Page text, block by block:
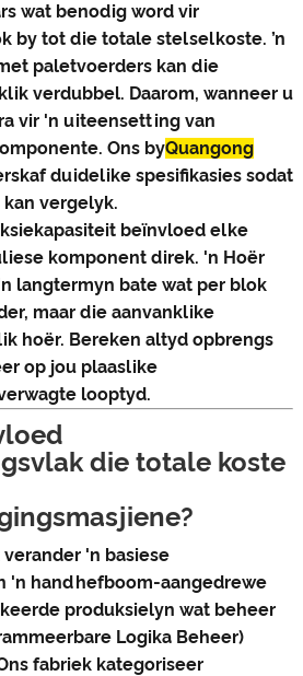
wat benodig word vir
by tot die totale stelselkoste. ’n
paletvoerders kan die
verdubbel. Daarom, wanneer u
vir 'n uiteensetting van
Ons byQuangong
duidelike spesifikasies sodat
vergelyk.
beïnvloed elke
komponent direk. 'n Hoër
langtermyn bate wat per blok
maar die aanvanklike
hoër. Bereken altyd opbrengs
op jou plaaslike
looptyd.
die totale koste
'n basiese
'n handhefboom-aangedrewe
produksielyn wat beheer
Logika Beheer)
fabriek kategoriseer